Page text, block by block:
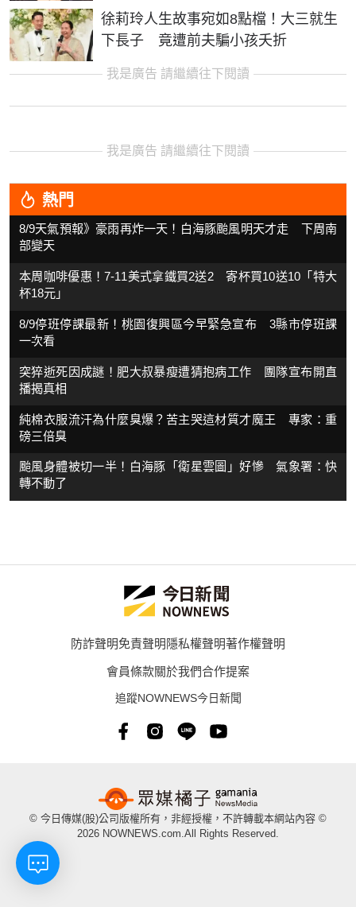
徐莉玲人生故事宛如8點檔！大三就生
下長子 竟遭前夫騙小孩夭折
我是廣告 請繼續往下閱讀
我是廣告 請繼續往下閱讀
熱門
8/9天氣預報》豪雨再炸一天！白海豚颱風明天才走 下周南
部變天
本周咖啡優惠！7-11美式拿鐵買2送2 寄杯買10送10「特大
杯18元」
8/9停班停課最新！桃園復興區今早緊急宣布 3縣市停班課
一次看
突猝逝死因成謎！肥大叔暴瘦遭猜抱病工作 團隊宣布開直
播揭真相
純棉衣服流汗為什麼臭爆？苦主哭這材質才魔王 專家：重
磅三倍臭
颱風身體被切一半！白海豚「衛星雲圖」好慘 氣象署：快
轉不動了
防詐聲明免責聲明隱私權聲明著作權聲明
會員條款關於我們合作提案
追蹤NOWNEWS今日新聞
© 今日傳媒(股)公司版權所有，非經授權，不許轉載本網站內容 ©
2026 NOWNEWS.com.All Rights Reserved.